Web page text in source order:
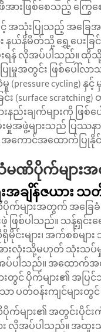
အားဖြစ်စေသည့် ကြွေစေ
ြင့် အသုံးပြုသည့် အခြ
နယ်နိမိတ်သို့ ရွှေ့ပေးခြင်
န် လိုအပ်ပါသည်။ ထိုသို့သ
မှုအတွင်း ဖြစ်ပေါ်လာသ
မှု (pressure
း (surface
းချက်များကို ဖြစ်ပ
းမှုအဖွဲ့များသည် ပြ
အကောင်အထောက်ပြုနို
ပိုက်များအတွ
အချိန်ဇယား သ
ျားအတွက် အခြေခံဆုံး
ဖြစ်ပါသည်။ သန့်ရှင်း
င်းများ၊ အက်စစ်မျ
အားလုံးသို့မဟုတ် သုံးသ
ပ်ပါသည်။ အထောက်အ
းတွင် ပိုက်များ၏ အပြ
ော ပတ်ဝန်းကျင်မျာ
ျား၏ အတွင်းပိုင်းကို
များ လိုအပ်ပါသည်။